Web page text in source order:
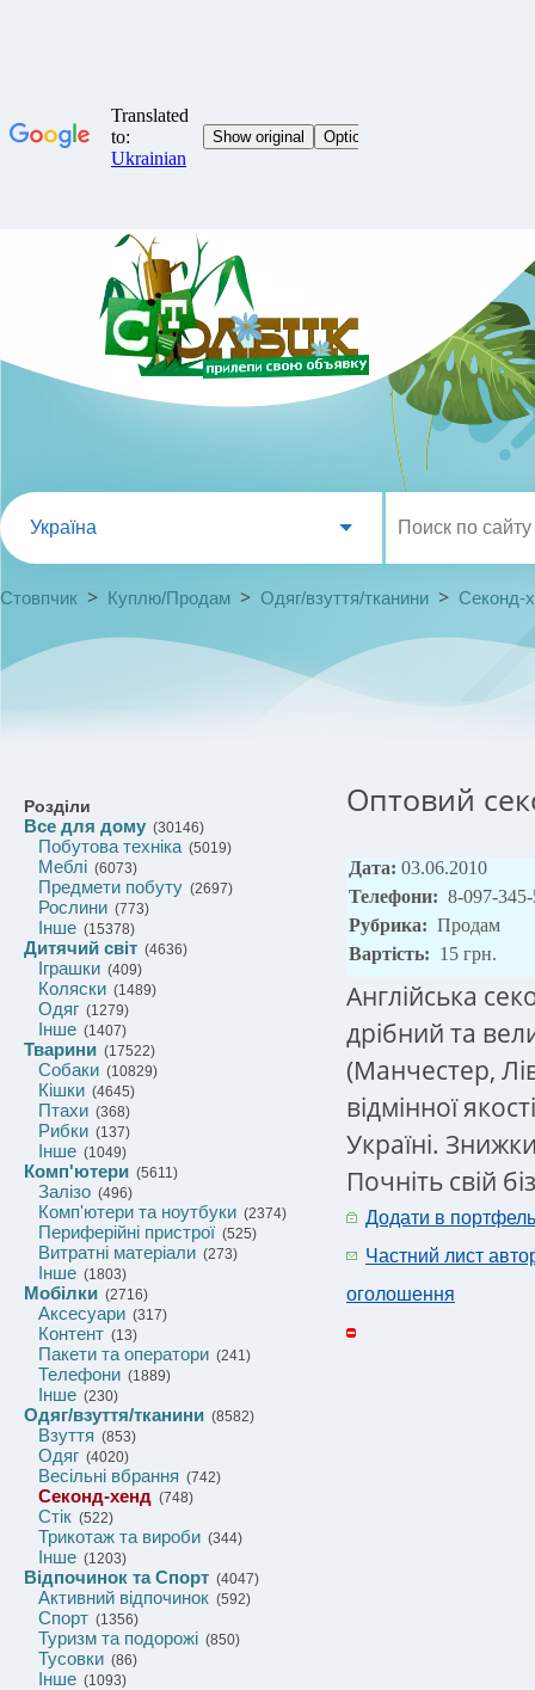
Україна
Стовпчик > Куплю/Продам > Одяг/взуття/тканини > Секонд-
Розділи
Все для дому (30146)
Побутова техніка(5019)
Меблі (6073)
Предмети побуту (2697)
Рослини (773)
Інше (15378)
Дитячий світ (4636)
Іграшки (409)
Коляски (1489)
Одяг (1279)
Інше (1407)
Тварини (17522)
Собаки (10829)
Кішки (4645)
Птахи (368)
Рибки (137)
Інше (1049)
Комп'ютери (5611)
Залізо (496)
Комп'ютери та ноутбуки (2374)
Периферійні пристрої (525)
Витратні матеріали (273)
Інше (1803)
Мобілки (2716)
Аксесуари (317)
Контент (13)
Пакети та оператори (241)
Телефони (1889)
Інше (230)
Одяг/взуття/тканини (8582)
Взуття (853)
Одяг (4020)
Весільні вбрання (742)
Секонд-хенд (748)
Стік (522)
Трикотаж та вироби (344)
Інше (1203)
Відпочинок та Спорт (4047)
Активний відпочинок (592)
Спорт (1356)
Туризм та подорожі (850)
Тусовки (86)
Інше (1093)
Оптовий
Дата: 03.06.2010
Телефони: 8-097-
Рубрика: Продам
Вартість: 15 грн.
Англійська
дрібний та
(Манчестер,
відмінної
Україні.
Почніть свій
Додати в портфель
Частний лист
оголошення